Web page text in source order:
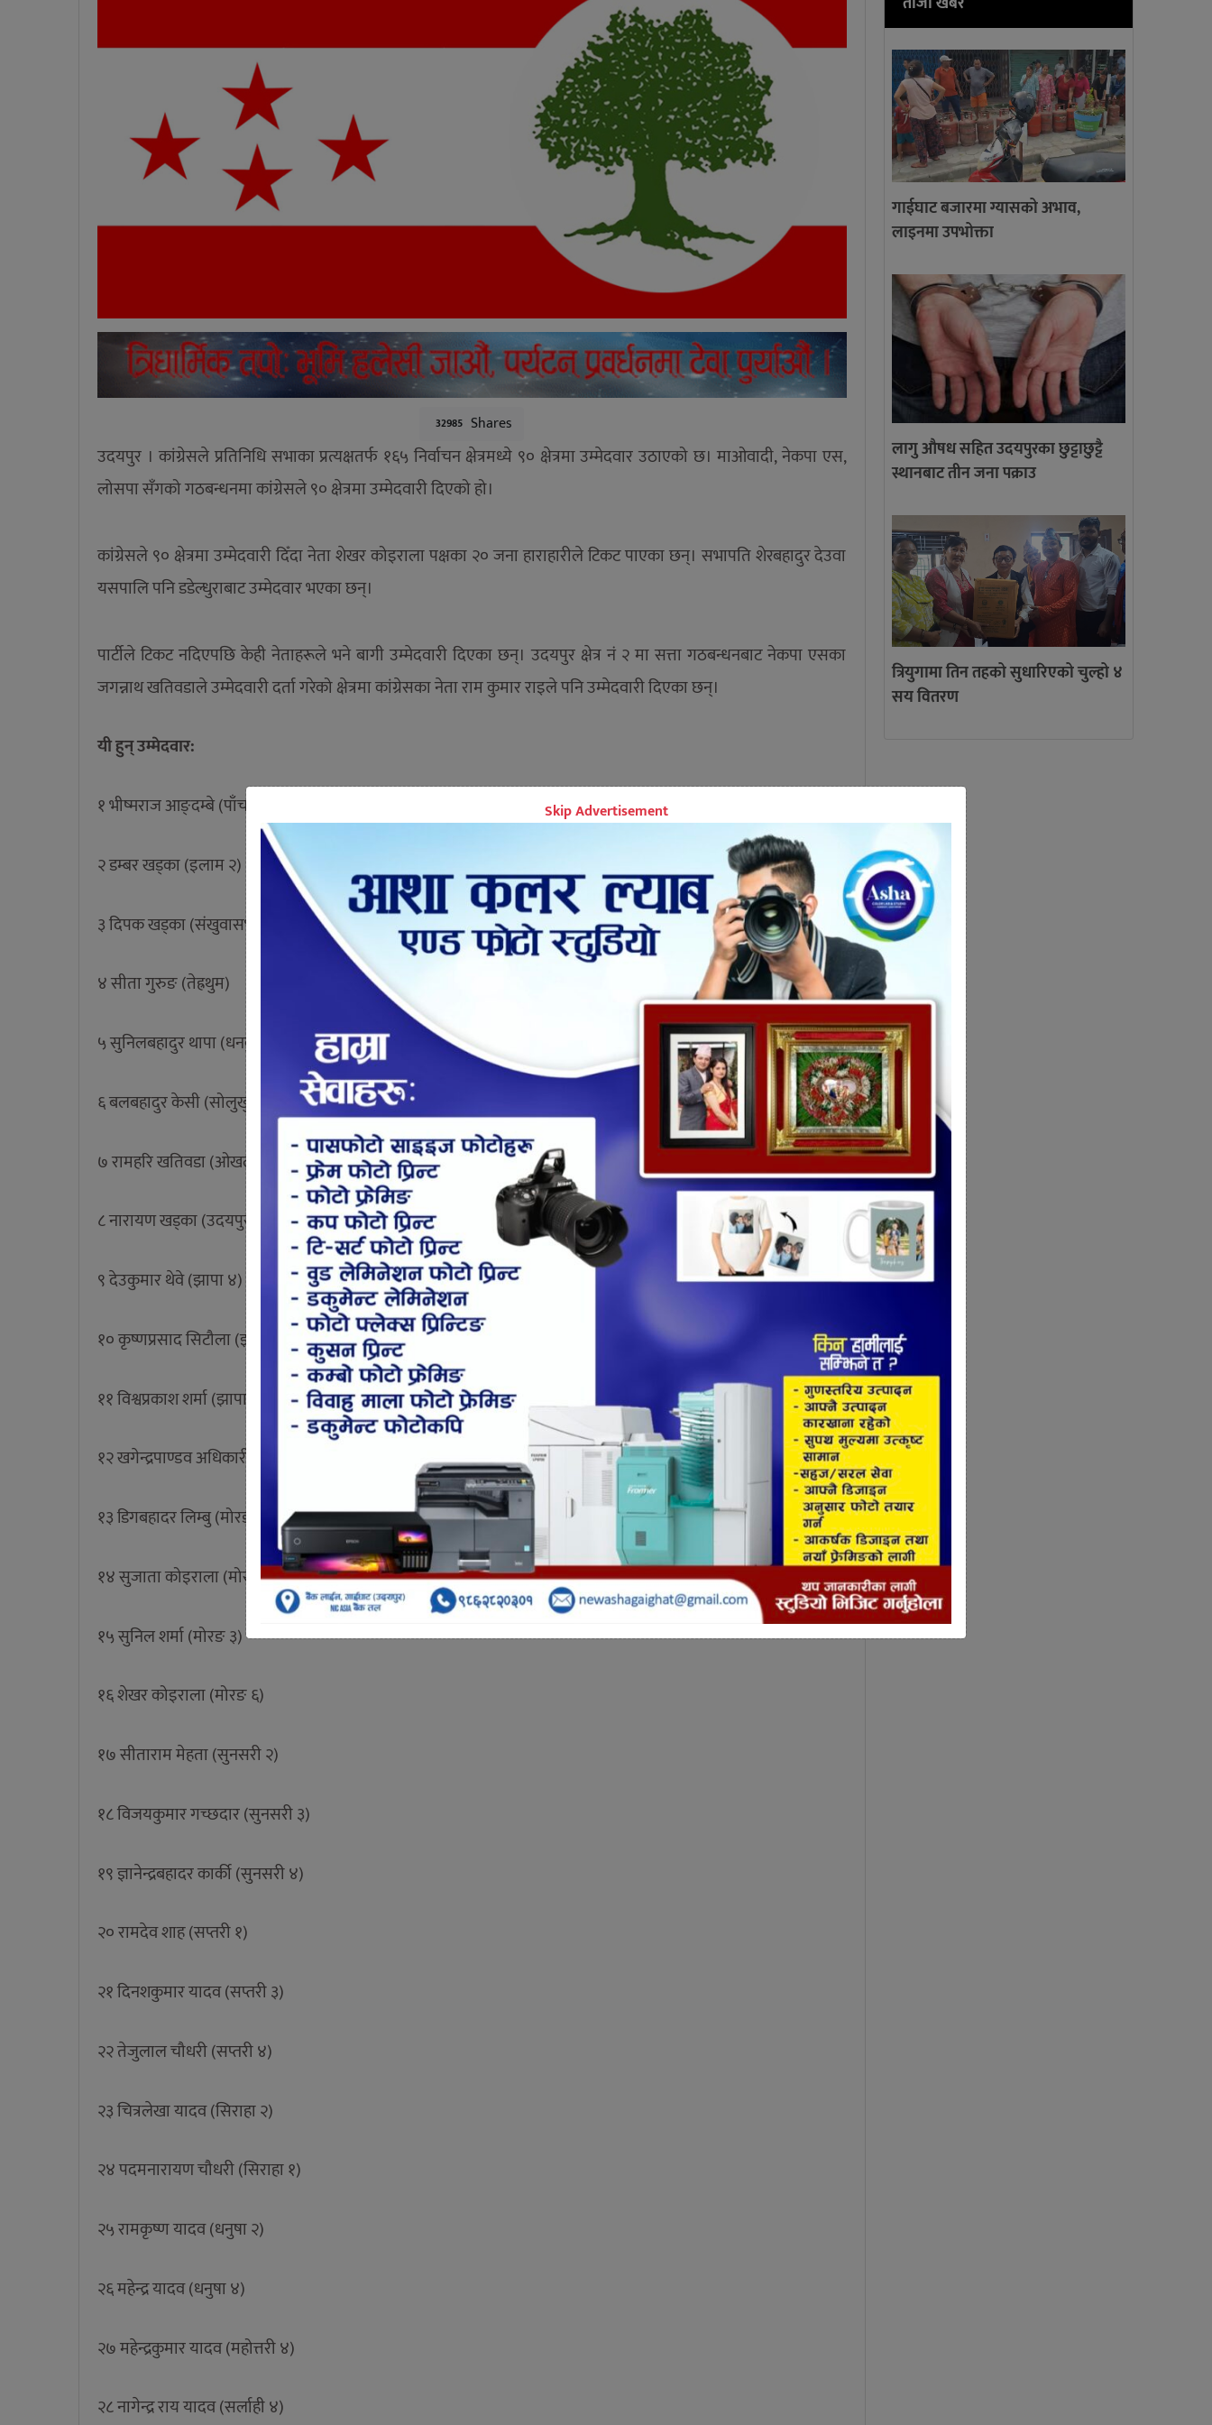
32985 Shares
उदयपुर । कांग्रेसले प्रतिनिधि सभाका प्रत्यक्षतर्फ १६५ निर्वाचन क्षेत्रमध्ये ९० क्षेत्रमा उम्मेदवार उठाएको छ। माओवादी, नेकपा एस,
लोसपा सँगको गठबन्धनमा कांग्रेसले ९० क्षेत्रमा उम्मेदवारी दिएको हो।
कांग्रेसले ९० क्षेत्रमा उम्मेदवारी दिँदा नेता शेखर कोइराला पक्षका २० जना हाराहारीले टिकट पाएका छन्। सभापति शेरबहादुर देउवा
यसपालि पनि डडेल्धुराबाट उम्मेदवार भएका छन्।
पार्टीले टिकट नदिएपछि केही नेताहरूले भने बागी उम्मेदवारी दिएका छन्। उदयपुर क्षेत्र नं २ मा सत्ता गठबन्धनबाट नेकपा एसका
जगन्नाथ खतिवडाले उम्मेदवारी दर्ता गरेको क्षेत्रमा कांग्रेसका नेता राम कुमार राइले पनि उम्मेदवारी दिएका छन्।
यी हुन् उम्मेदवार:
१ भीष्मराज आङ्दम्बे (पाँचथर)
२ डम्बर खड्का (इलाम २)
३ दिपक खड्का (संखुवासभा)
४ सीता गुरुङ (तेह्रथुम)
५ सुनिलबहादुर थापा (धनकुटा)
६ बलबहादुर केसी (सोलुखुम्बु)
७ रामहरि खतिवडा (ओखलढुंगा)
८ नारायण खड्का (उदयपुर १)
९ देउकुमार थेवे (झापा ४)
१० कृष्णप्रसाद सिटौला (झापा ३)
११ विश्वप्रकाश शर्मा (झापा १)
१२ खगेन्द्रपाण्डव अधिकारी (झापा ५)
१३ डिगबहादर लिम्बु (मोरङ १)
१४ सुजाता कोइराला (मोरङ २)
१५ सुनिल शर्मा (मोरङ ३)
१६ शेखर कोइराला (मोरङ ६)
१७ सीताराम मेहता (सुनसरी २)
१८ विजयकुमार गच्छदार (सुनसरी ३)
१९ ज्ञानेन्द्रबहादर कार्की (सुनसरी ४)
२० रामदेव शाह (सप्तरी १)
२१ दिनशकुमार यादव (सप्तरी ३)
२२ तेजुलाल चौधरी (सप्तरी ४)
२३ चित्रलेखा यादव (सिराहा २)
२४ पदमनारायण चौधरी (सिराहा १)
२५ रामकृष्ण यादव (धनुषा २)
२६ महेन्द्र यादव (धनुषा ४)
२७ महेन्द्रकुमार यादव (महोत्तरी ४)
२८ नागेन्द्र राय यादव (सर्लाही ४)
गाईघाट बजारमा ग्यासको अभाव,
लाइनमा उपभोक्ता
लागु औषध सहित उदयपुरका छुट्टाछुट्टै
स्थानबाट तीन जना पक्राउ
त्रियुगामा तिन तहको सुधारिएको चुल्हो ४
सय वितरण
Skip Advertisement